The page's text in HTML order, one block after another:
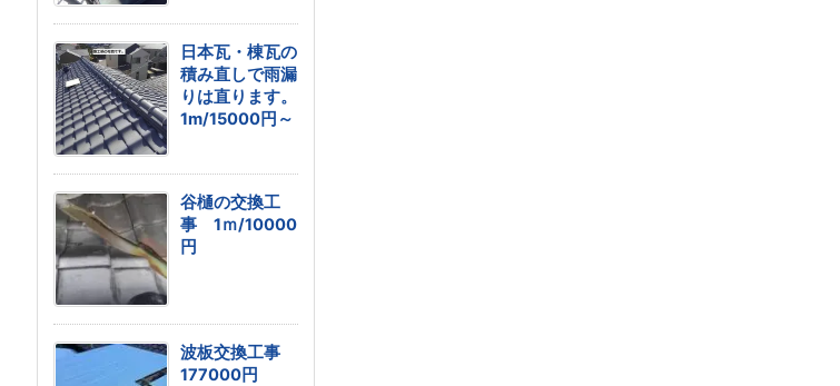
日本瓦・棟瓦の
積み直しで雨漏
りは直ります。
1m/15000円～
谷樋の交換工
事 1ｍ/10000
円
波板交換工事
177000円